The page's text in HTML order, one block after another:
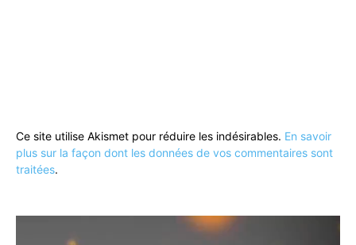
Ce site utilise Akismet pour réduire les indésirables. En savoir
plus sur la façon dont les données de vos commentaires sont
traitées.